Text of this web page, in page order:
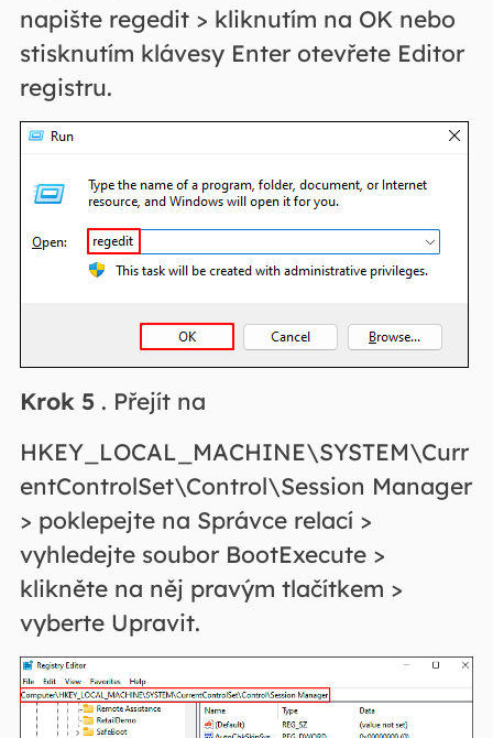
napište regedit > kliknutím na OK nebo
stisknutím klávesy Enter otevřete Editor
registru.
Krok 5. Přejít na
HKEY_LOCAL_MACHINE\SYSTEM\Curr
entControlSet\Control\Session Manager
> poklepejte na Správce relací >
vyhledejte soubor BootExecute >
klikněte na něj pravým tlačítkem >
vyberte Upravit.